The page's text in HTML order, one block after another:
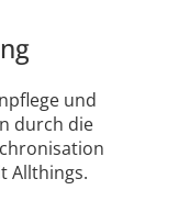
und
durch die
Allthings.